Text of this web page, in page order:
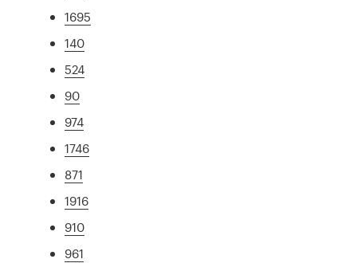
1695
140
524
90
974
1746
871
1916
910
961